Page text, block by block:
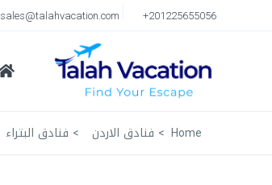
+201225655056
sales@talahvacation.com
Home فنادق الاردن فنادق البتراء